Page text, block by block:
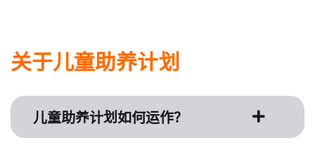
关于儿童助养计划
儿童助养计划如何运作？